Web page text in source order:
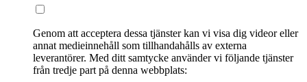
Genom att acceptera dessa tjänster kan vi visa dig videor eller
annat medieinnehåll som tillhandahålls av externa
leverantörer. Med ditt samtycke använder vi följande tjänster
från tredje part på denna webbplats: